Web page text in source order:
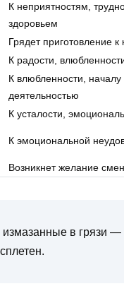
К неприятностям,
здоровьем
Грядет приготовление
К радости,
К влюбленности,
деятельностью
К усталости,
К эмоциональной
Возникнет желание
в грязи